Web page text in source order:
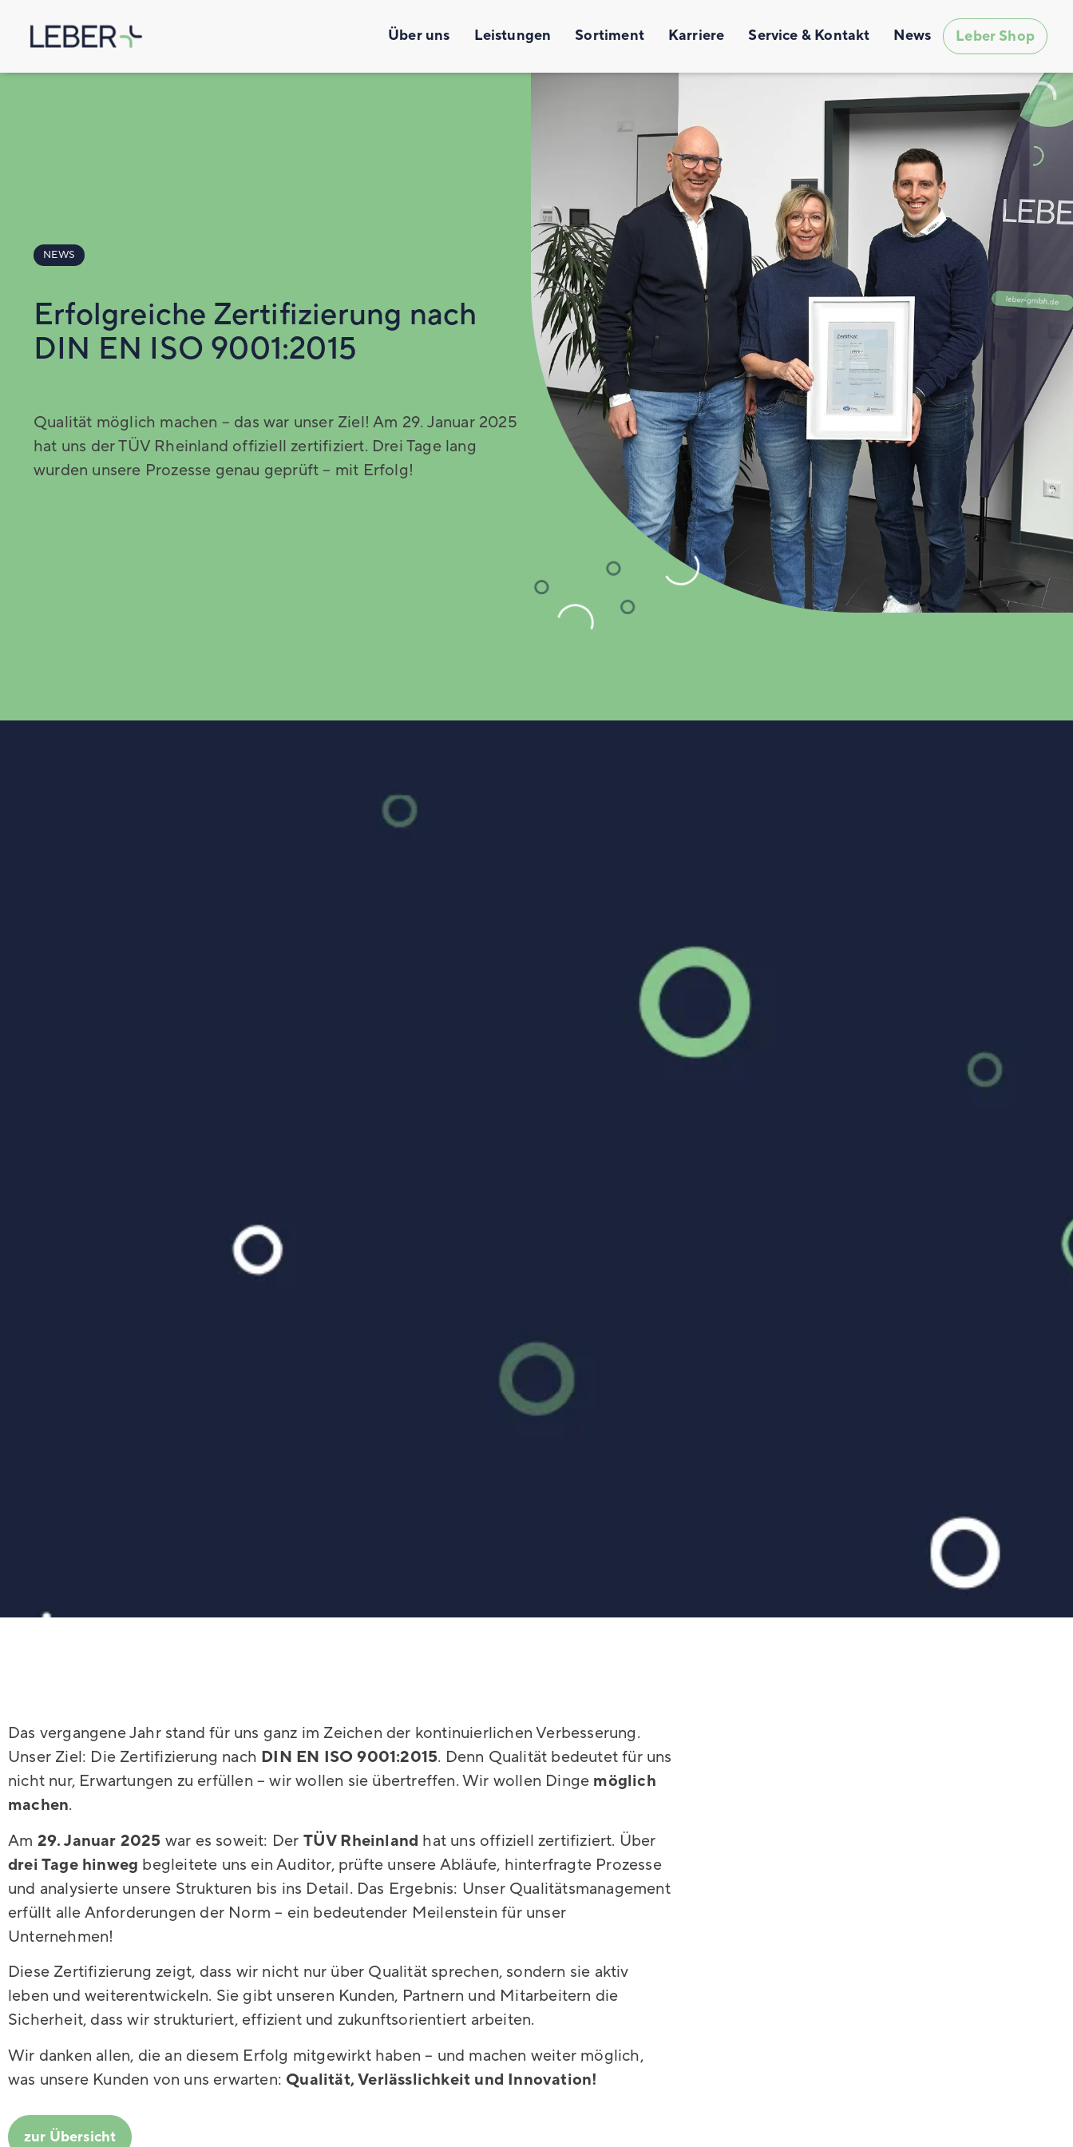
Über uns Leistungen Sortiment Karriere Service & Kontakt News Leber Shop
NEWS
Erfolgreiche Zertifizierung nach
DIN EN ISO 9001:2015
Qualität möglich machen – das war unser Ziel! Am 29. Januar 2025
hat uns der TÜV Rheinland offiziell zertifiziert. Drei Tage lang
wurden unsere Prozesse genau geprüft – mit Erfolg!
Das vergangene Jahr stand für uns ganz im Zeichen der kontinuierlichen Verbesserung.
Unser Ziel: Die Zertifizierung nach DIN EN ISO 9001:2015. Denn Qualität bedeutet für uns
nicht nur, Erwartungen zu erfüllen – wir wollen sie übertreffen. Wir wollen Dinge möglich
machen.
Am 29. Januar 2025 war es soweit: Der TÜV Rheinland hat uns offiziell zertifiziert. Über
drei Tage hinweg begleitete uns ein Auditor, prüfte unsere Abläufe, hinterfragte Prozesse
und analysierte unsere Strukturen bis ins Detail. Das Ergebnis: Unser Qualitätsmanagement
erfüllt alle Anforderungen der Norm – ein bedeutender Meilenstein für unser
Unternehmen!
Diese Zertifizierung zeigt, dass wir nicht nur über Qualität sprechen, sondern sie aktiv
leben und weiterentwickeln. Sie gibt unseren Kunden, Partnern und Mitarbeitern die
Sicherheit, dass wir strukturiert, effizient und zukunftsorientiert arbeiten.
Wir danken allen, die an diesem Erfolg mitgewirkt haben – und machen weiter möglich,
was unsere Kunden von uns erwarten: Qualität, Verlässlichkeit und Innovation!
zur Übersicht